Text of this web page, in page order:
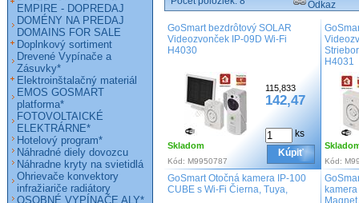
Odkaz
GoSmart bezdrôtový SOLAR
Videozvonček IP-09D Wi-Fi
H4030
115,833
142,47
ks
Kúpiť
Skladom
Kód: M9950787
H4031
Kód:
GoSmart Otočná kamera IP-100
CUBE s Wi-Fi Čierna, Tuya,
EMPIRE - DOPREDAJ
DOMÉNY NA PREDAJ
DOMAINS FOR SALE
Doplnkový sortiment
Drevené Vypínače a
Zásuvky*
Elektroinštalačný materiál
EMOS GOSMART
platforma*
FOTOVOLTAICKÉ
ELEKTRÁRNE*
Hotelový program*
Náhradné diely dovozcu
Náhradne kryty na svietidlá
Ohrievače konvektory
infražiariče radiátory
OSOBNÉ VYPÍNAČE ALY*